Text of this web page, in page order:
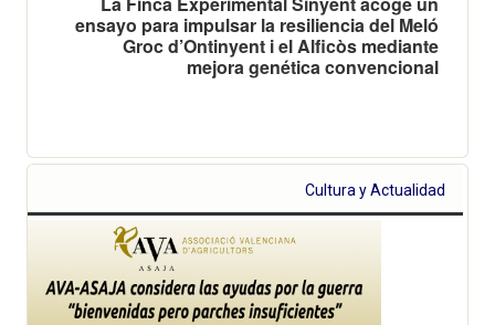
ensayo para impulsar la resiliencia del Meló
Groc d’Ontinyent i el Alficòs mediante
mejora genética convencional
Cultura y Actualidad